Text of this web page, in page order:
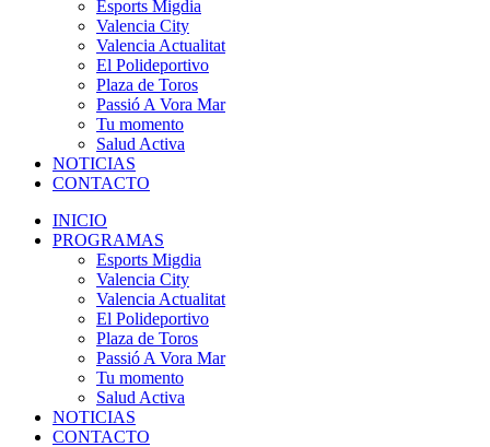
Esports Migdia
Valencia City
Valencia Actualitat
El Polideportivo
Plaza de Toros
Passió A Vora Mar
Tu momento
Salud Activa
NOTICIAS
CONTACTO
INICIO
PROGRAMAS
Esports Migdia
Valencia City
Valencia Actualitat
El Polideportivo
Plaza de Toros
Passió A Vora Mar
Tu momento
Salud Activa
NOTICIAS
CONTACTO